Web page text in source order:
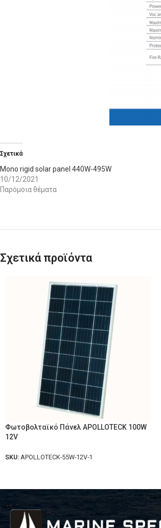
Σχετικά
Mono rigid solar panel 440W-495W
10/12/2021
Παρόμοια θέματα
Σχετικά προϊόντα
Φωτοβολταϊκό Πάνελ APOLLOTECK 100W
12V
SKU: APOLLOTECK-55W-12V-1